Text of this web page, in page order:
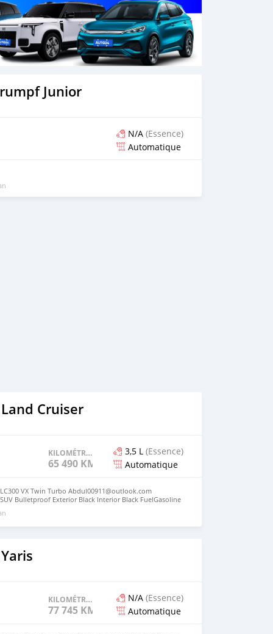
Junior
N/A (Essence)
Automatique
Cruiser
KILOMÉTRAGE
65 490 KM
3,5 L (Essence)
Automatique
VX Twin Turbo Abdul00911@outlook.com
Bulletproof Exterior Black Interior Black FuelGasoline
Engine3.5CC V6 VX Twin
Price;35000usd Abdul00911@outlook.com
KILOMÉTRAGE
77 745 KM
N/A (Essence)
Automatique